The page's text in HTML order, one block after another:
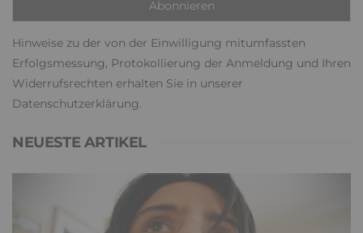
Hinweise zu der von der Einwilligung mitumfassten
Erfolgsmessung, Protokollierung der Anmeldung und Ihren
Widerrufsrechten erhalten Sie in unserer
Datenschutzerklärung.
NEUESTE ARTIKEL